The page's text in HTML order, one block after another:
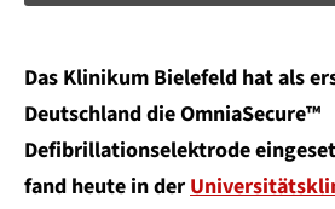
Das Klinikum Bielefeld hat als
Deutschland die OmniaSecure™
Defibrillationselektrode
fand heute in der